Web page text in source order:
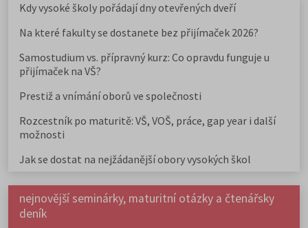
Kdy vysoké školy pořádají dny otevřených dveří
Na které fakulty se dostanete bez přijímaček 2026?
Samostudium vs. přípravný kurz: Co opravdu funguje u
přijímaček na VŠ?
Prestiž a vnímání oborů ve společnosti
Rozcestník po maturitě: VŠ, VOŠ, práce, gap year i další
možnosti
Jak se dostat na nejžádanější obory vysokých škol
nejnovější seminárky, maturitní otázky a čtenářsky
deník